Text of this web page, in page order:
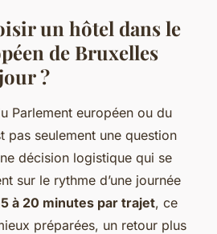
un hôtel dans le
de Bruxelles
?
Parlement européen ou du
pas seulement une question
décision logistique qui se
sur le rythme d’une journée
à 20 minutes par trajet, ce
préparées, un retour plus